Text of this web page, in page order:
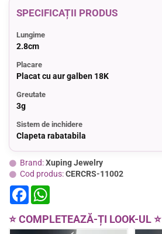
SPECIFICAȚII PRODUS
Lungime
2.8cm
Placare
Placat cu aur galben 18K
Greutate
3g
Sistem de inchidere
Clapeta rabatabila
Brand:Xuping Jewelry
Cod produs:CERCRS-11002
F
a
e
b
t
s
⭐ COMPLETEAZĂ-ȚI LOOK-UL ⭐